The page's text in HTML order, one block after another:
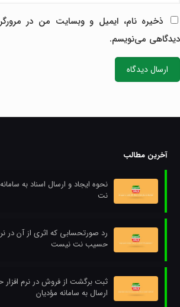
ذخیره نام، ایمیل و وبسایت من در
دیدگاهی می‌نویسم.
آخرین مطالب
نحوه ایجاد و ارسال اسناد به
نت
رد صورتحسابی که اثری از آن در
حسیب نت نیست
ثبت برگشت از فروش در نرم
ارسال به سامانه مؤدیان